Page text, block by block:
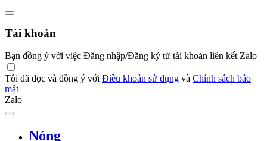
Tài khoản
Bạn đồng ý với việc Đăng nhập/Đăng ký từ tài khoản liên kết Zalo
Tôi đã đọc và đồng ý với Điều khoản sử dụng và Chính sách bảo
mật
Zalo
Nóng